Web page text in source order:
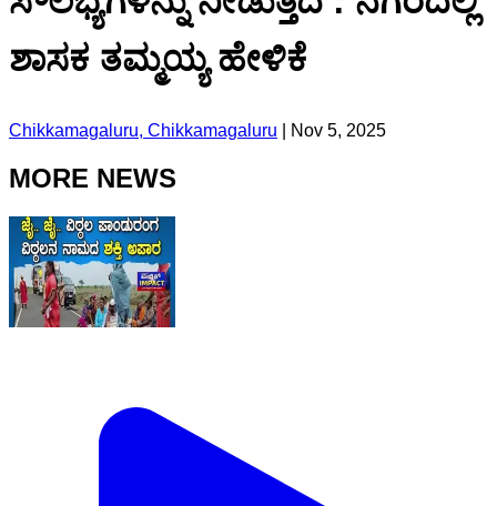
ಶಾಸಕ ತಮ್ಮಯ್ಯ ಹೇಳಿಕೆ
Chikkamagaluru, Chikkamagaluru Nov 5, 2025
MORE NEWS